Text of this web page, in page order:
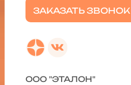
ЗАКАЗАТЬ ЗВОНОК
ООО "ЭТАЛОН"